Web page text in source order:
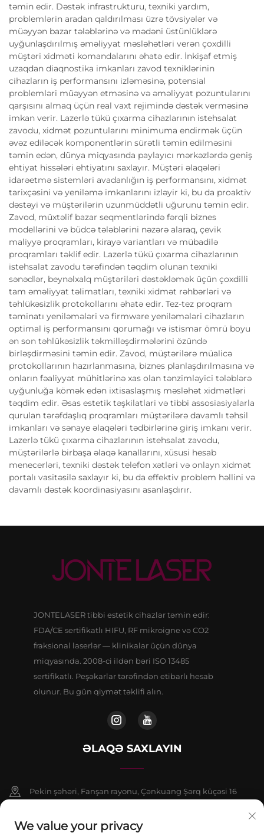
təmin edir. Dəstək infrastrukturu, texniki yardım,
problemlərin aradan qaldırılması üzrə tövsiyələr və
müəyyən bazar tələblərinə və mədəni üstünlüklərə
uyğunlaşdırılmış əməliyyat məsləhətləri verən çoxdilli
müştəri xidməti komandalarını əhatə edir. İnkişaf etmiş
uzaqdan diaqnostika imkanları zavod texniklərinin
cihazların iş performansını izləməsinə, potensial
problemləri müəyyən etməsinə və əməliyyat pozuntularını
qarşısını almaq üçün real vaxt rejimində dəstək verməsinə
imkan verir. Lazerlə tükü çıxarma cihazlarının istehsalat
zavodu, xidmət pozuntularını minimuma endirmək üçün
əvəz ediləcək komponentlərin sürətli təmin edilməsini
təmin edən, dünya miqyasında paylayıcı mərkəzlərdə geniş
ehtiyat hissələri ehtiyatını saxlayır. Müştəri əlaqələri
idarəetmə sistemləri avadanlığın iş performansını, xidmət
tarixçəsini və yeniləmə imkanlarını izləyir ki, bu da proaktiv
dəstəyi və müştərilərin uzunmüddətli uğurunu təmin edir.
Zavod, müxtəlif bazar seqmentlərində fərqli biznes
modellərini və büdcə tələblərini nəzərə alaraq, çevik
maliyyə proqramları, kirayə variantları və mübadilə
proqramları təklif edir. Lazerlə tükü çıxarma cihazlarının
istehsalat zavodu tərəfindən təqdim olunan texniki
sənədlər, beynəlxalq müştəriləri dəstəkləmək üçün çoxdilli
tam əməliyyat təlimatları, texniki xidmət rəhbərləri və
təhlükəsizlik protokollarını əhatə edir. Tez-tez proqram
təminatı yeniləmələri və firmware yeniləmələri cihazların
optimal iş performansını qorumağı və istismar ömrü boyu
ən son təhlükəsizlik təkmilləşdirmələrini özündə
birləşdirməsini təmin edir. Zavod, müştərilərə müalicə
protokollarının hazırlanmasına, biznes planlaşdırılmasına və
onların fəaliyyət mühitlərinə xas olan tənzimləyici tələblərə
uyğunluğa kömək edən ixtisaslaşmış məsləhət xidmətləri
təqdim edir. Əsas estetik təşkilatlari və tibbi assosiasiyalarla
qurulan tərəfdaşlıq proqramları müştərilərə davamlı təhsil
imkanları və sənaye əlaqələri tədbirlərinə giriş imkanı verir.
Lazerlə tükü çıxarma cihazlarının istehsalat zavodu,
müştərilərlə birbaşa əlaqə kanallarını, xüsusi hesab
menecerləri, texniki dəstək telefon xətləri və onlayn xidmət
portalı vasitəsilə saxlayır ki, bu da effektiv problem həllini və
davamlı dəstək koordinasiyasını asanlaşdırır.
JONTELASER tibbi estetik cihazlar təmin edir:
FDA/CE sertifikatlı HIFU, RF mikroigne və CO2
fraksional laserlər — klinikalar üçün dünya
miqyasında. 2008-ci ildən bəri ISO 13485
sertifikatlı. Peşəkarlar tərəfindən etibarlı hesab
olunur. Bu gün qiymət təklifi alın.
ƏLAQƏ SAXLAYIN
Pekin şəhəri, Fanşan rayonu, Çənkuang Şərq küçəsi 16
+86-13911459627
We value your privacy